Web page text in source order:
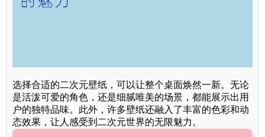
选择合适的二次元壁纸，可以让整个桌面焕然一新。无论
是活泼可爱的角色，还是细腻唯美的场景，都能展示出用
户的独特品味。此外，许多壁纸还融入了丰富的色彩和动
态效果，让人感受到二次元世界的无限魅力。